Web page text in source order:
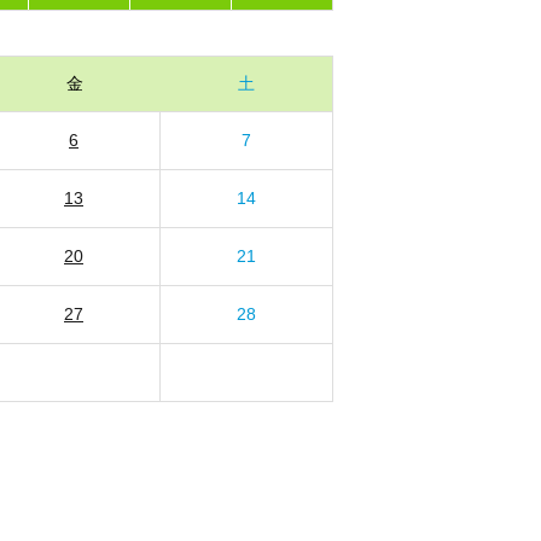
金 土
6 7
13 14
20 21
27 28